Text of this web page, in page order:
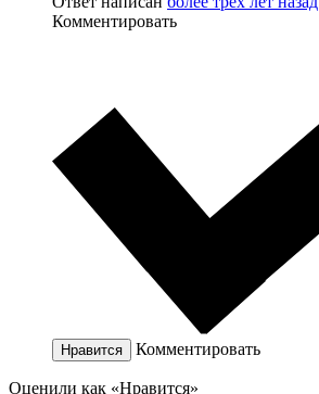
Комментировать
Нравится Комментировать
Оценили как «Нравится»